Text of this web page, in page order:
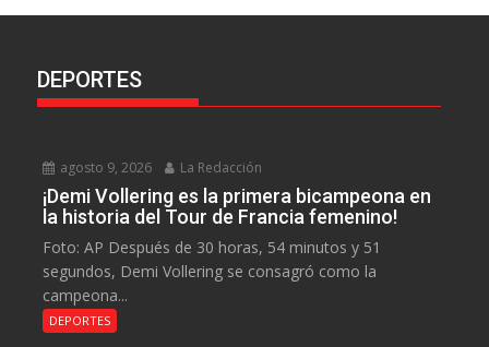
DEPORTES
agosto 9, 2026 La Redacción
¡Demi Vollering es la primera bicampeona en
la historia del Tour de Francia femenino!
Foto: AP Después de 30 horas, 54 minutos y 51
segundos, Demi Vollering se consagró como la
campeona...
DEPORTES